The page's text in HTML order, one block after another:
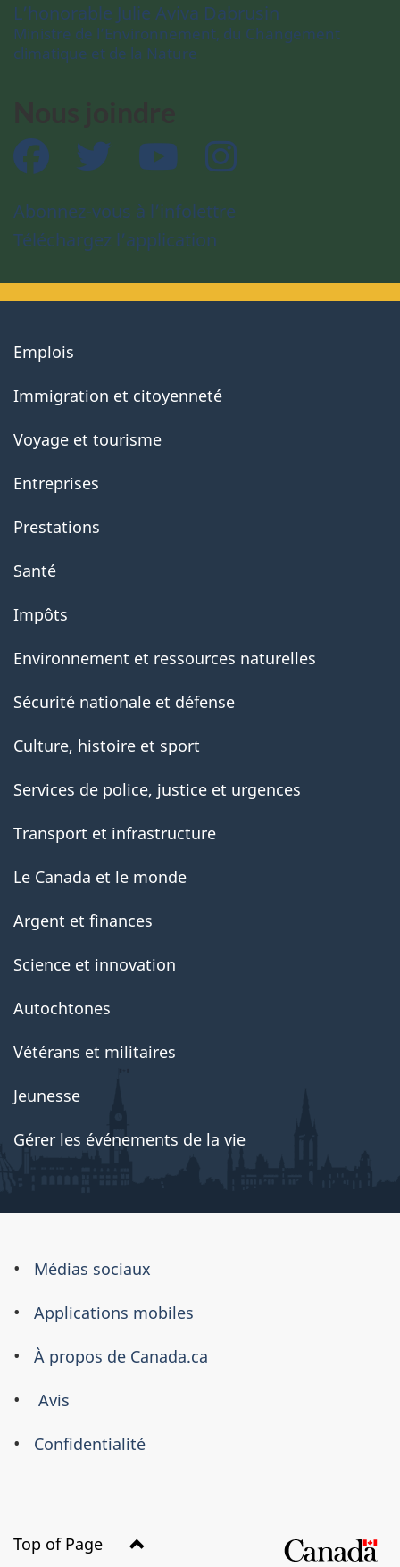
L’honorable Julie Aviva Dabrusin
Ministre de l’Environnement, du Changement
climatique et de la Nature
Facebook Twitter YouTube
Abonnez-vous à l’infolettre
Téléchargez l’application
About
government
Emplois
Immigration et citoyenneté
Voyage et tourisme
Entreprises
Prestations
Santé
Impôts
Environnement et ressources naturelles
Sécurité nationale et défense
Culture, histoire et sport
Services de police, justice et urgences
Transport et infrastructure
Le Canada et le monde
Argent et finances
Science et innovation
Autochtones
Vétérans et militaires
Jeunesse
Gérer les événements de la vie
À
propos
ce
site
Médias sociaux
Applications mobiles
À propos de Canada.ca
Avis
Confidentialité
Top of Page